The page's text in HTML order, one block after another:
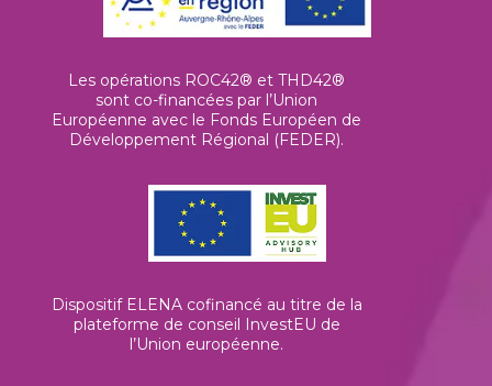
Les opérations ROC42® et THD42®
sont co-financées par l’Union
Européenne avec le Fonds Européen de
Développement Régional (FEDER).
Dispositif ELENA cofinancé au titre de la
plateforme de conseil InvestEU de
l’Union européenne.